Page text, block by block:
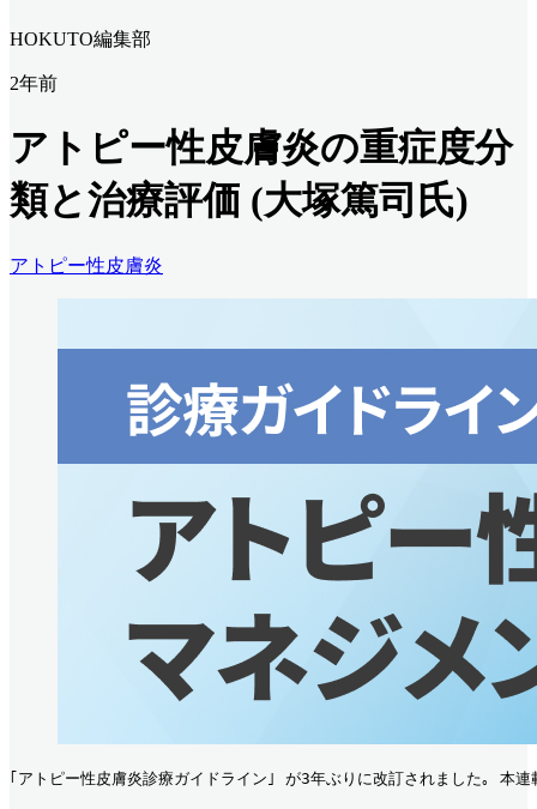
HOKUTO編集部
2年前
アトピー性皮膚炎の重症度分
類と治療評価 (大塚篤司氏)
アトピー性皮膚炎
｢アトピー性皮膚炎診療ガイドライン｣ が3年ぶりに改訂されました｡ 本